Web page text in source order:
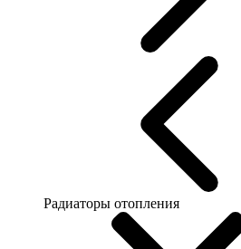
Радиаторы отопления